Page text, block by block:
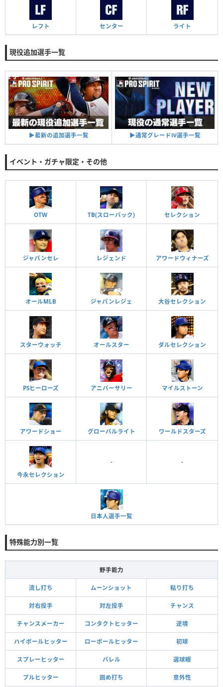
レフト センター ライト
現役追加選手一覧
▶︎最新の追加選手一覧 ▶︎通常グレードⅣ選手一覧
イベント・ガチャ限定・その他
OTW TB(スローバック) セレクション
ジャパンセレ レジェンド アワードウィナーズ
オールMLB ジャパンレジェ 大谷セレクション
スターウォッチ オールスター ダルセレクション
PSヒーローズ アニバーサリー マイルストーン
アワードショー グローバルライト ワールドスターズ
今永セレクション
- -
日本人選手一覧
特殊能力別一覧
野手能力
流し打ち ムーンショット 粘り打ち
対右投手 対左投手 チャンス
チャンスメーカー コンタクトヒッター 逆境
ハイボールヒッター ローボールヒッター 初球
スプレーヒッター バレル 選球眼
プルヒッター 固め打ち 意外性